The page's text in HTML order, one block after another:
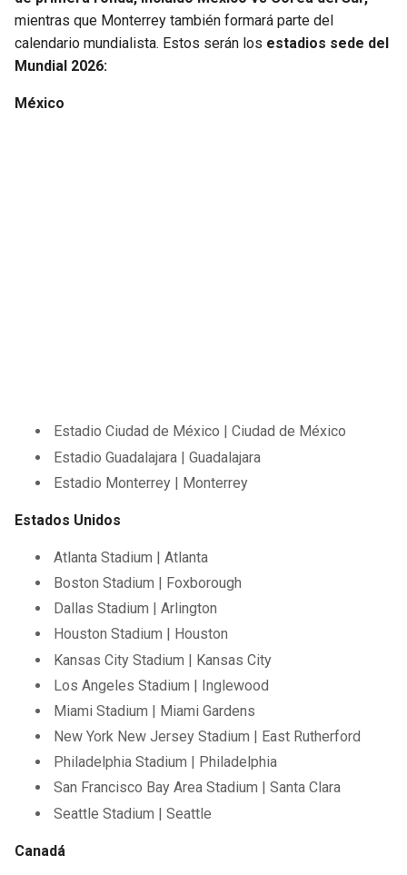
mientras que Monterrey también formará parte del
calendario mundialista. Estos serán los estadios sede del
Mundial 2026:
México
Estadio Ciudad de México | Ciudad de México
Estadio Guadalajara | Guadalajara
Estadio Monterrey | Monterrey
Estados Unidos
Atlanta Stadium | Atlanta
Boston Stadium | Foxborough
Dallas Stadium | Arlington
Houston Stadium | Houston
Kansas City Stadium | Kansas City
Los Angeles Stadium | Inglewood
Miami Stadium | Miami Gardens
New York New Jersey Stadium | East Rutherford
Philadelphia Stadium | Philadelphia
San Francisco Bay Area Stadium | Santa Clara
Seattle Stadium | Seattle
Canadá